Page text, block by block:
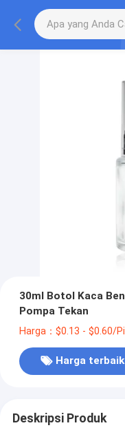
30ml Botol Kaca
Pompa Tekan
Harga：$0.13 - $0.60/
Harga terbaik
Deskripsi Produk